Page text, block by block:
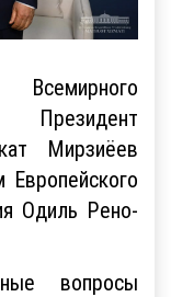
Президент
Мирзиёев
Одиль Рено-
вопросы